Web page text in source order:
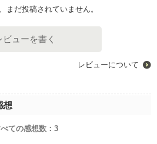
まだ投稿されていません。
ビューを書く
レビューについて
想
ての感想数： 3